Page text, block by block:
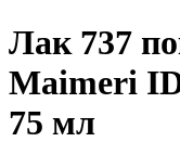
Лак 737
Maimeri
75 мл